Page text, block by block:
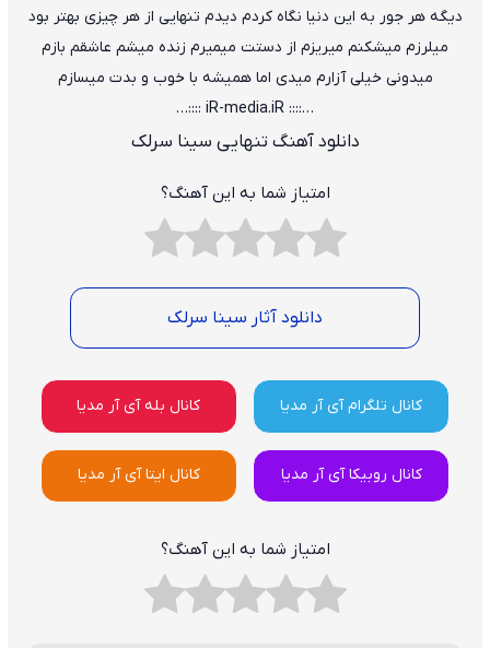
دیگه هر جور به این دنیا نگاه کردم دیدم تنهایی از هر چیزی بهتر بود
میلرزم میشکنم میریزم از دستت میمیرم زنده میشم عاشقم بازم
میدونی خیلی آزارم میدی اما همیشه با خوب و بدت میسازم
…:::: iR-media.iR ::::…
دانلود آهنگ تنهایی سینا سرلک
امتیاز شما به این آهنگ؟
دانلود آثار سینا سرلک
کانال تلگرام آی آر مدیا کانال بله آی آر مدیا
کانال روبیکا آی آر مدیا کانال ایتا آی آر مدیا
امتیاز شما به این آهنگ؟